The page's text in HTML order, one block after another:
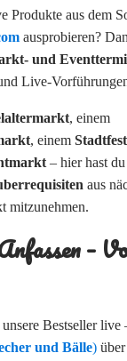
Produkte aus dem
ausprobieren?
und
Live-
, einem
, einem Stadtfest
– hier hast
aus
mitzunehmen.
–
Bestseller live
und Bälle)